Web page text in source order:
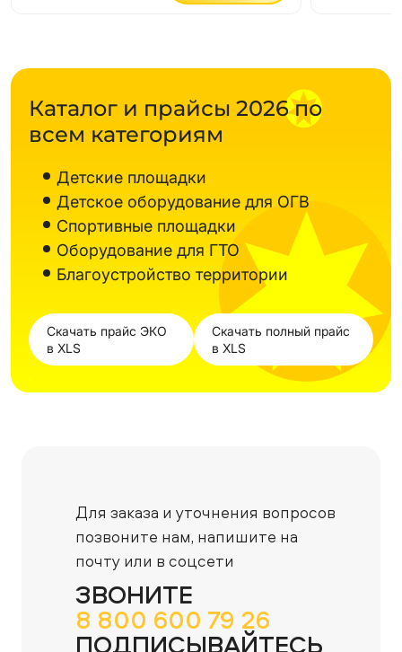
Каталог и прайсы 2026 по
всем категориям
Детские площадки
Детское оборудование для ОГВ
Спортивные площадки
Оборудование для ГТО
Благоустройство территории
Скачать прайс ЭКО
в XLS
Скачать полный прайс
в XLS
Для заказа и уточнения вопросов
позвоните нам, напишите на
почту или в соцсети
ЗВОНИТЕ
8 800 600 79 26
ПОДПИСЫВАЙТЕСЬ